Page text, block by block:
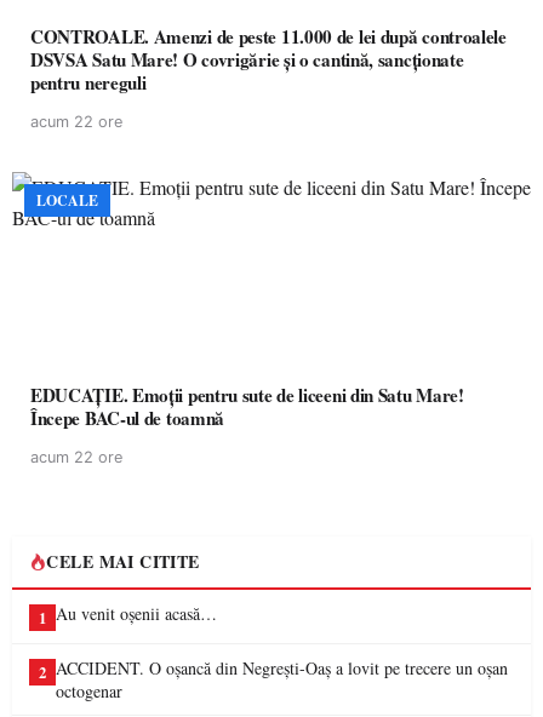
CONTROALE. Amenzi de peste 11.000 de lei după controalele
DSVSA Satu Mare! O covrigărie și o cantină, sancționate
pentru nereguli
acum 22 ore
LOCALE
EDUCAȚIE. Emoții pentru sute de liceeni din Satu Mare!
Începe BAC-ul de toamnă
acum 22 ore
CELE MAI CITITE
1 Au venit oșenii acasă…
2 ACCIDENT. O oșancă din Negrești-Oaș a lovit pe trecere un oșan
octogenar